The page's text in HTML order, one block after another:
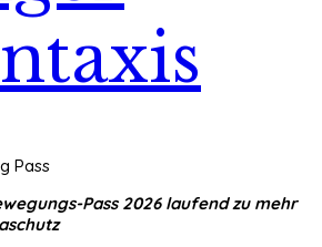
Pass 2026 laufend zu mehr